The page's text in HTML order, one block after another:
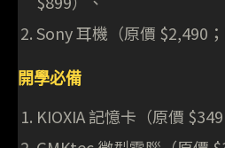
Sony 耳機（原價 $2,490；
開學必備
KIOXIA 記憶卡（原價